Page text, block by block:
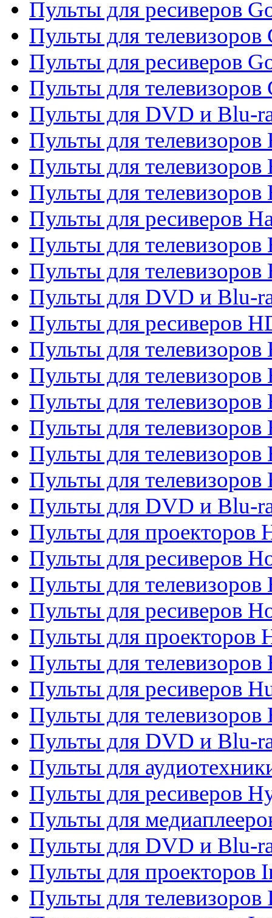
Пульты для ресиверов
Пульты для телевизоров
Пульты для ресиверов
Пульты для телевизоров
Пульты для DVD и Blu-
Пульты для телевизоров
Пульты для телевизоров
Пульты для
Пульты для ресиверов
Пульты для телевизоров
Пульты для телевизоров
Пульты для DVD и Blu-
Пульты для ресиверов
Пульты для
Пульты для телевизоров
Пульты для телевизоров
Пульты для телевизоров
Пульты для телевизоров
Пульты для телевизоров
Пульты для DVD и Blu-
Пульты для проекторов
Пульты для ресиверов
Пульты для
Пульты для ресиверов
Пульты для проекторов
Пульты для телевизоров
Пульты для ресиверов
Пульты для
Пульты для DVD и Blu-
Пульты для
Пульты для ресиверов
Пульты для
Пульты для DVD и Blu-
Пульты для проекторов
Пульты для